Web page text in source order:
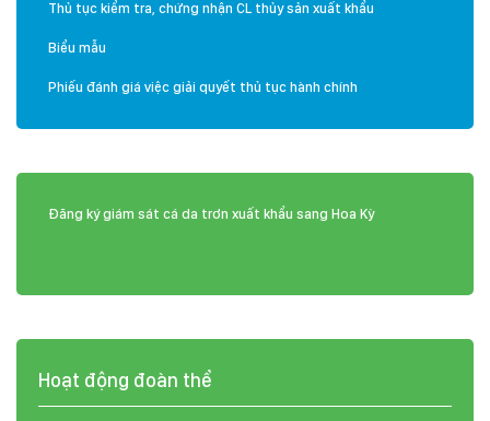
Thủ tục kiểm tra, chứng nhận CL thủy sản xuất khẩu
Biểu mẫu
Phiếu đánh giá việc giải quyết thủ tục hành chính
Đăng ký giám sát cá da trơn xuất khẩu sang Hoa Kỳ
Hoạt động đoàn thể